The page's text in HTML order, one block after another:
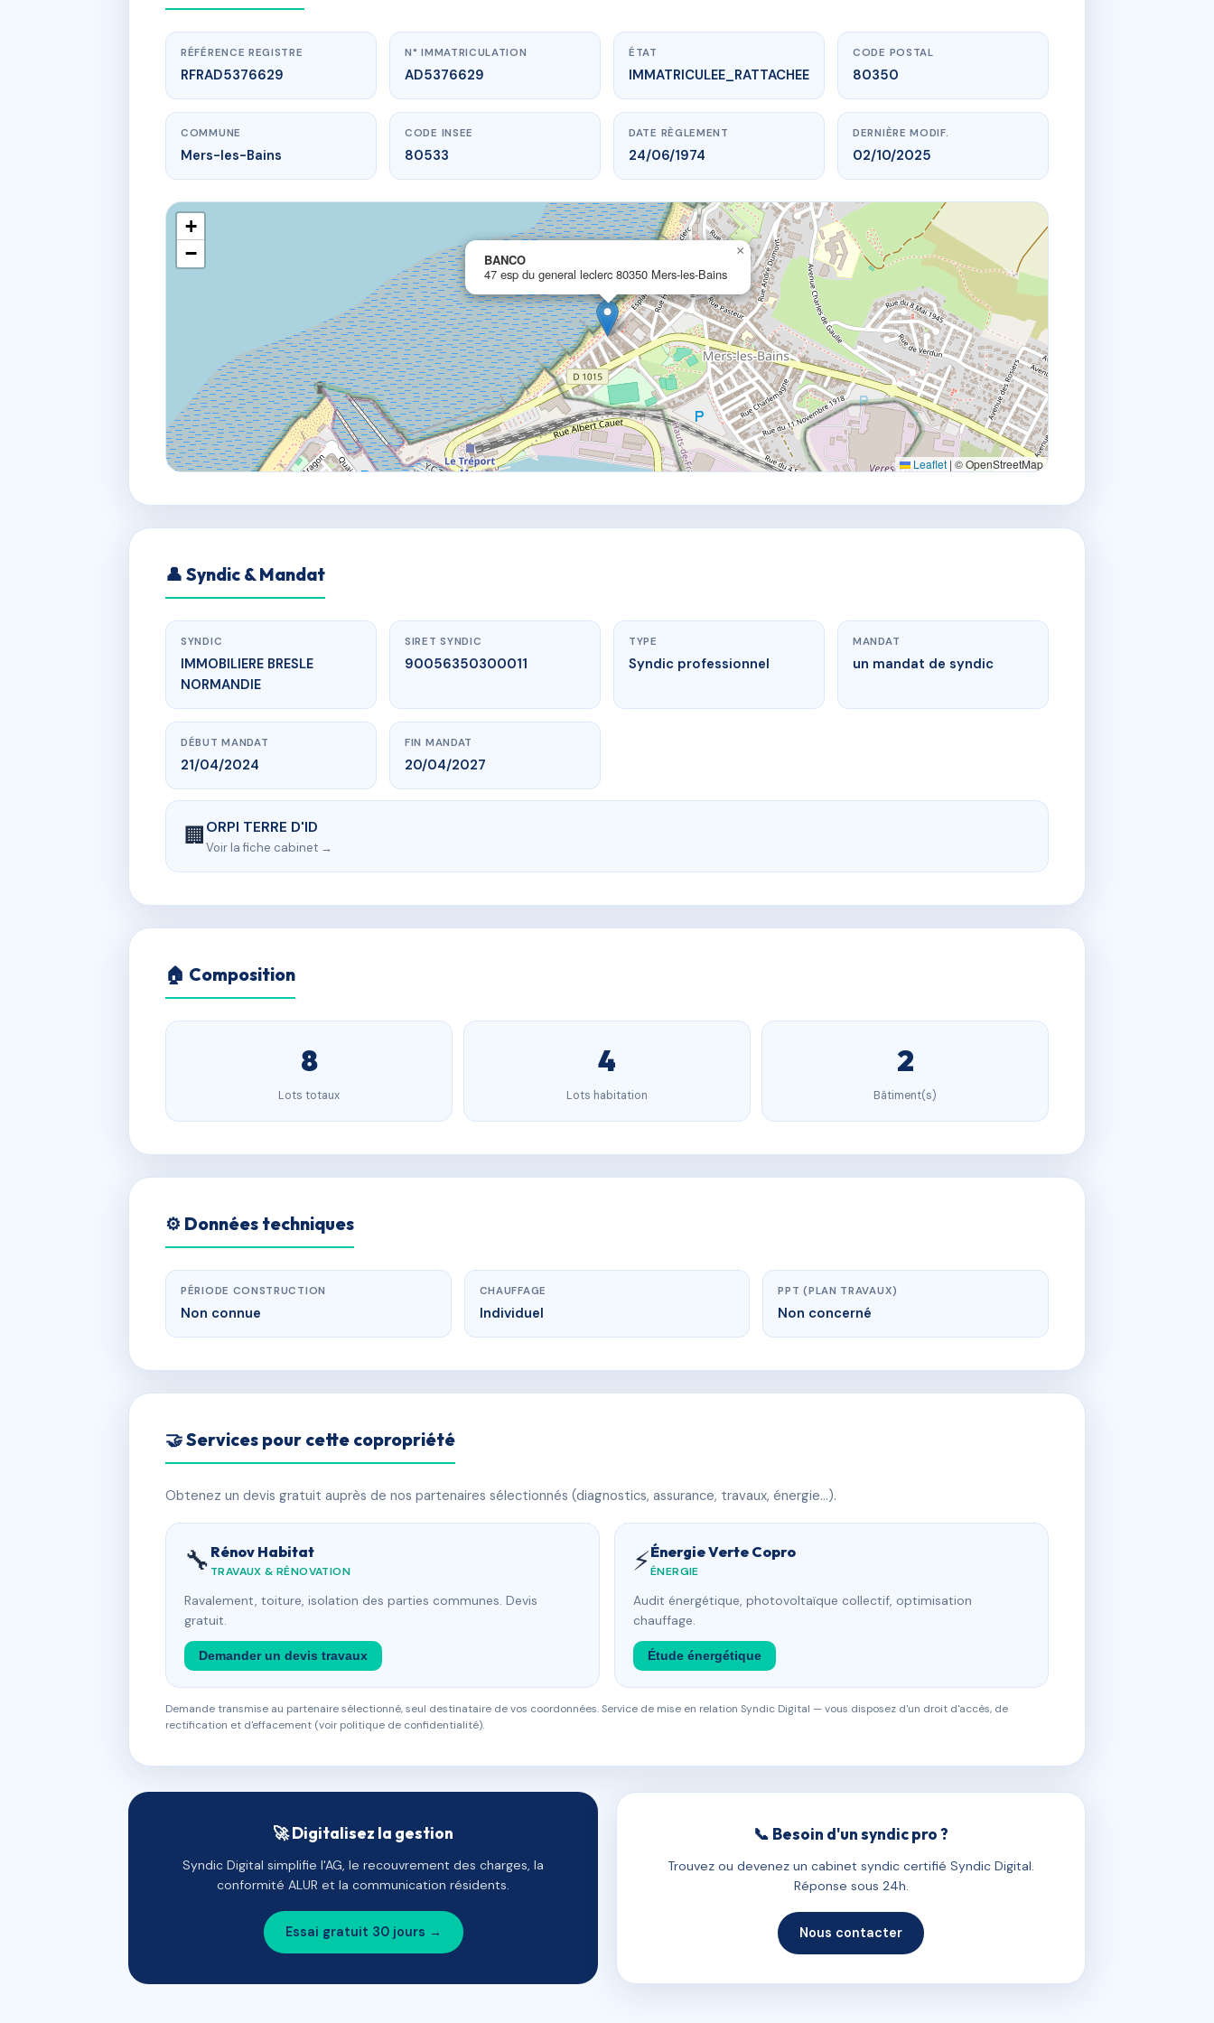
www.vme.plus/AD5376629
BANCO
47 esp du general leclerc80350 Mers-les-Bains
RÉFÉRENCE REGISTRE
RFRAD5376629
N° IMMATRICULATION
AD5376629
ÉTAT
IMMATRICULEE_RATTACHEE
CODE POSTAL
80350
COMMUNE
Mers-les-Bains
CODE INSEE
80533
DATE RÈGLEMENT
24/06/1974
DERNIÈRE MODIF.
02/10/2025
BANCO
47 esp du general leclerc 80350 Mers-les-Bains
×
+
−
Leaflet | © OpenStreetMap
👤 Syndic & Mandat
SYNDIC
IMMOBILIERE BRESLE
NORMANDIE
SIRET SYNDIC
90056350300011
TYPE
Syndic professionnel
MANDAT
un mandat de syndic
DÉBUT MANDAT
21/04/2024
FIN MANDAT
20/04/2027
🏢ORPI TERRE D'ID
Voir la fiche cabinet →
🏠 Composition
8
Lots totaux
4
Lots habitation
2
Bâtiment(s)
⚙️ Données techniques
PÉRIODE CONSTRUCTION
Non connue
CHAUFFAGE
Individuel
PPT (PLAN TRAVAUX)
Non concerné
🤝 Services pour cette copropriété
Obtenez un devis gratuit auprès de nos partenaires sélectionnés (diagnostics, assurance, travaux, énergie…).
🔧 Rénov Habitat
TRAVAUX & RÉNOVATION
Ravalement, toiture, isolation des parties communes. Devis
gratuit.
Demander un devis travaux
⚡Énergie Verte Copro
ÉNERGIE
Audit énergétique, photovoltaïque collectif, optimisation
chauffage.
Étude énergétique
Demande transmise au partenaire sélectionné, seul destinataire de vos coordonnées. Service de mise en relation Syndic Digital — vous disposez d'un droit d'accès, de
rectification et d'effacement (voir politique de confidentialité).
🚀 Digitalisez la gestion
Syndic Digital simplifie l'AG, le recouvrement des charges, la
conformité ALUR et la communication résidents.
Essai gratuit 30 jours →
📞 Besoin d'un syndic pro ?
Trouvez ou devenez un cabinet syndic certifié Syndic Digital.
Réponse sous 24h.
Nous contacter